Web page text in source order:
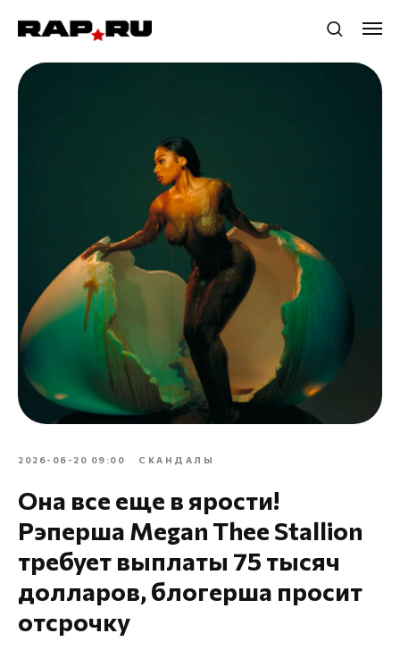
2026-06-20 09:00 СКАНДАЛЫ
Она все еще в ярости!
Рэперша Megan Thee Stallion
требует выплаты 75 тысяч
долларов, блогерша просит
отсрочку